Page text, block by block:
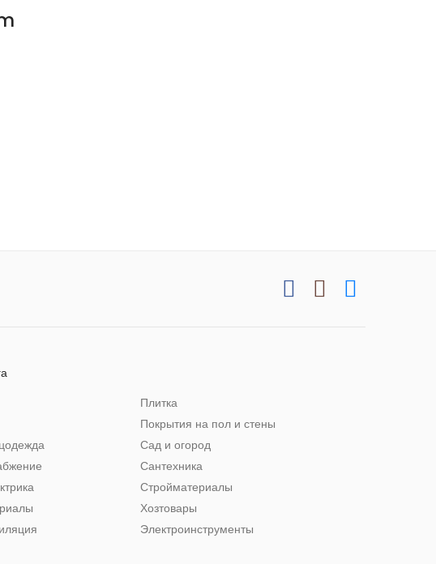
Плитка
Покрытия на пол и стены
Сад и огород
Сантехника
Стройматериалы
Хозтовары
Электроинструменты